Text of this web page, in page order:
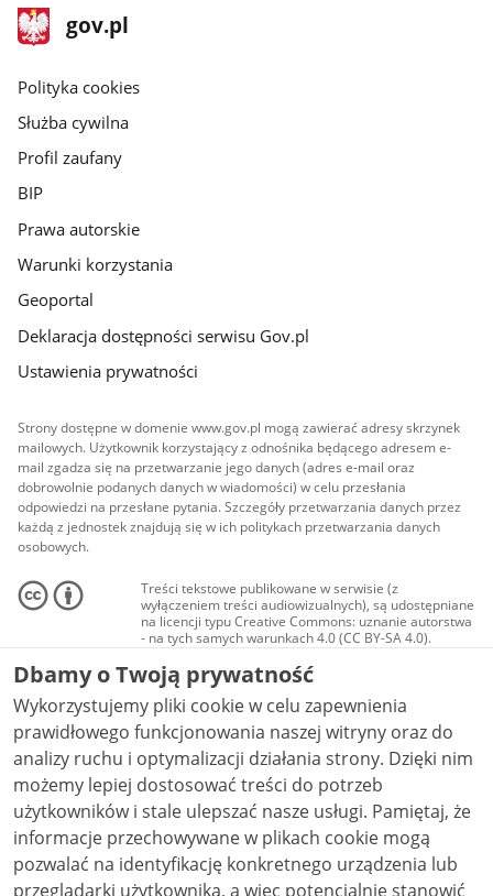
stopka
gov.pl
Strona
gov.pl
gov.pl
Polityka cookies
Służba cywilna
Profil zaufany
BIP
Prawa autorskie
Warunki korzystania
Geoportal
Deklaracja dostępności serwisu Gov.pl
Ustawienia prywatności
Strony dostępne w domenie www.gov.pl mogą zawierać adresy skrzynek
mailowych. Użytkownik korzystający z odnośnika będącego adresem e-
mail zgadza się na przetwarzanie jego danych (adres e-mail oraz
dobrowolnie podanych danych w wiadomości) w celu przesłania
odpowiedzi na przesłane pytania. Szczegóły przetwarzania danych przez
każdą z jednostek znajdują się w ich politykach przetwarzania danych
osobowych.
Treści tekstowe publikowane w serwisie (z
wyłączeniem treści audiowizualnych), są udostępniane
na licencji typu Creative Commons: uznanie autorstwa
- na tych samych warunkach 4.0 (CC BY-SA 4.0).
Materiały audiowizualne, w tym zdjęcia, materiały
audio i wideo, są udostępniane na licencji typu
Creative Commons: uznanie autorstwa użycie
niekomercyjne - bez utworów zależnych 4.0 (CC BY-
NC-ND 4.0), o ile nie jest to stwierdzone inaczej.
Dbamy o Twoją prywatność
Wykorzystujemy pliki cookie w celu zapewnienia
prawidłowego funkcjonowania naszej witryny oraz do
analizy ruchu i optymalizacji działania strony. Dzięki nim
możemy lepiej dostosować treści do potrzeb
użytkowników i stale ulepszać nasze usługi. Pamiętaj, że
informacje przechowywane w plikach cookie mogą
pozwalać na identyfikację konkretnego urządzenia lub
przeglądarki użytkownika, a więc potencjalnie stanowić